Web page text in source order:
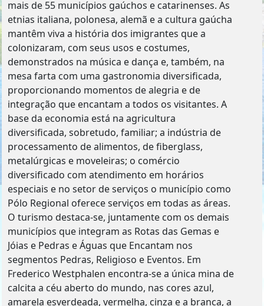
mais de 55 municípios gaúchos e catarinenses. As
etnias italiana, polonesa, alemã e a cultura gaúcha
mantêm viva a história dos imigrantes que a
colonizaram, com seus usos e costumes,
demonstrados na música e dança e, também, na
mesa farta com uma gastronomia diversificada,
proporcionando momentos de alegria e de
integração que encantam a todos os visitantes. A
base da economia está na agricultura
diversificada, sobretudo, familiar; a indústria de
processamento de alimentos, de fiberglass,
metalúrgicas e moveleiras; o comércio
diversificado com atendimento em horários
especiais e no setor de serviços o município como
Pólo Regional oferece serviços em todas as áreas.
O turismo destaca-se, juntamente com os demais
municípios que integram as Rotas das Gemas e
Jóias e Pedras e Águas que Encantam nos
segmentos Pedras, Religioso e Eventos. Em
Frederico Westphalen encontra-se a única mina de
calcita a céu aberto do mundo, nas cores azul,
amarela esverdeada, vermelha, cinza e a branca, a